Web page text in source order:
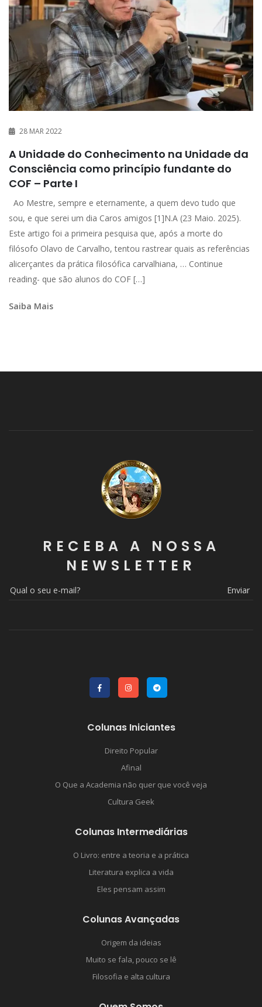
28 MAR 2022
A Unidade do Conhecimento na Unidade da
Consciência como princípio fundante do
COF – Parte I
Ao Mestre, sempre e eternamente, a quem devo tudo que
sou, e que serei um dia Caros amigos [1]N.A (23 Maio. 2025).
Este artigo foi a primeira pesquisa que, após a morte do
filósofo Olavo de Carvalho, tentou rastrear quais as referências
alicerçantes da prática filosófica carvalhiana, … Continue
reading- que são alunos do COF […]
Saiba Mais
RECEBA A NOSSA
NEWSLETTER
Enviar
Colunas Iniciantes
Direito Popular
Afinal
O Que a Academia não quer que você veja
Cultura Geek
Colunas Intermediárias
O Livro: entre a teoria e a prática
Literatura explica a vida
Eles pensam assim
Colunas Avançadas
Origem da ideias
Muito se fala, pouco se lê
Filosofia e alta cultura